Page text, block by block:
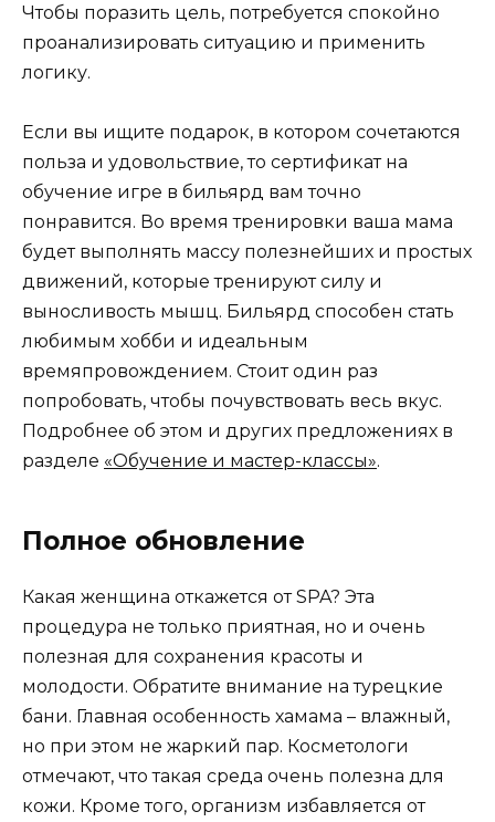
Чтобы поразить цель, потребуется спокойно
проанализировать ситуацию и применить
логику.
Если вы ищите подарок, в котором сочетаются
польза и удовольствие, то сертификат на
обучение игре в бильярд вам точно
понравится. Во время тренировки ваша мама
будет выполнять массу полезнейших и простых
движений, которые тренируют силу и
выносливость мышц. Бильярд способен стать
любимым хобби и идеальным
времяпровождением. Стоит один раз
попробовать, чтобы почувствовать весь вкус.
Подробнее об этом и других предложениях в
разделе «Обучение и мастер-классы».
Полное обновление
Какая женщина откажется от SPA? Эта
процедура не только приятная, но и очень
полезная для сохранения красоты и
молодости. Обратите внимание на турецкие
бани. Главная особенность хамама – влажный,
но при этом не жаркий пар. Косметологи
отмечают, что такая среда очень полезна для
кожи. Кроме того, организм избавляется от